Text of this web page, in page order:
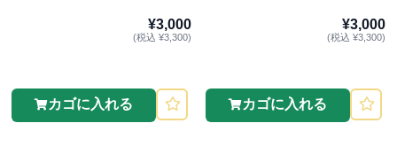
¥3,000
(税込 ¥3,300)
カゴに入れる
¥3,000
(税込 ¥3,300)
カゴに入れる